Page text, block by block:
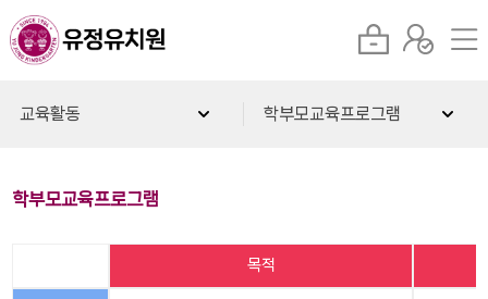
교육활동 학부모교육프로그램
학부모교육프로그램
목적